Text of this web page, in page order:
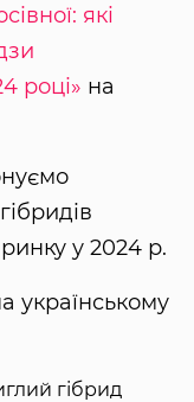
які
році» на
у 2024 р.
українському
гібрид